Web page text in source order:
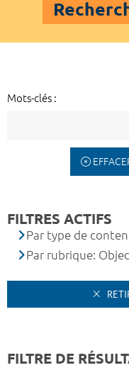
Mots-clés :
FILTRES ACTIFS
Par type de
Par rubrique:
FILTRE DE